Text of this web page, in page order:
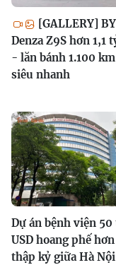
[GALLERY]
Denza Z9S hơn 1,1
- lăn bánh 1.100
siêu nhanh
Dự án bệnh viện
USD hoang phế
thập kỷ giữa Hà Nội